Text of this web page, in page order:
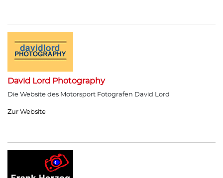
David Lord Photography
Die Website des Motorsport Fotografen David Lord
Zur Website